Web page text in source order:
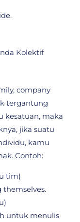
Kolektif
company
tergantung
kesatuan, maka
jika suatu
kamu
Contoh:
tim)
untuk menulis